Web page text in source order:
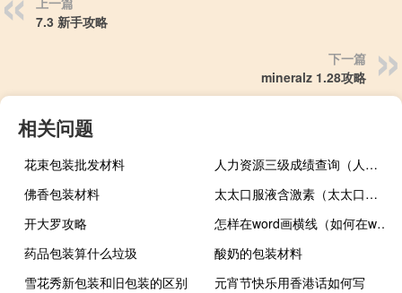
7.3 新手攻略
下一篇
mineralz 1.28攻略
相关问题
花束包装批发材料
人力资源三级成绩查询（人力三级成绩查询）
佛香包装材料
太太口服液含激素（太太口服液含激素吗）
开大罗攻略
怎样在word画横线（如何在word中画横线）
药品包装算什么垃圾
酸奶的包装材料
雪花秀新包装和旧包装的区别
元宵节快乐用香港话如何写